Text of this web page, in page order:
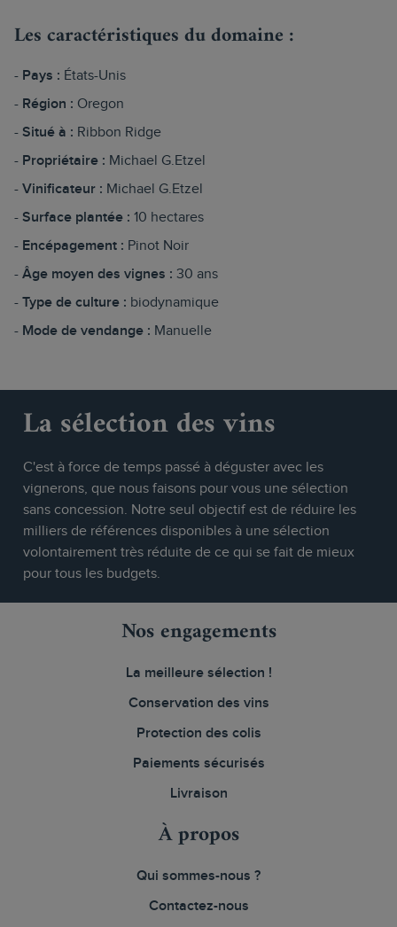
Les caractéristiques du domaine :
Pays : États-Unis
Région : Oregon
Situé à : Ribbon Ridge
Propriétaire : Michael G.Etzel
Vinificateur : Michael G.Etzel
Surface plantée : 10 hectares
Encépagement : Pinot Noir
Âge moyen des vignes : 30 ans
Type de culture : biodynamique
Mode de vendange : Manuelle
La sélection des vins
C'est à force de temps passé à déguster avec les
vignerons, que nous faisons pour vous une sélection
sans concession. Notre seul objectif est de réduire les
milliers de références disponibles à une sélection
volontairement très réduite de ce qui se fait de mieux
pour tous les budgets.
Nos engagements
La meilleure sélection !
Conservation des vins
Protection des colis
Paiements sécurisés
Livraison
À propos
Qui sommes-nous ?
Contactez-nous